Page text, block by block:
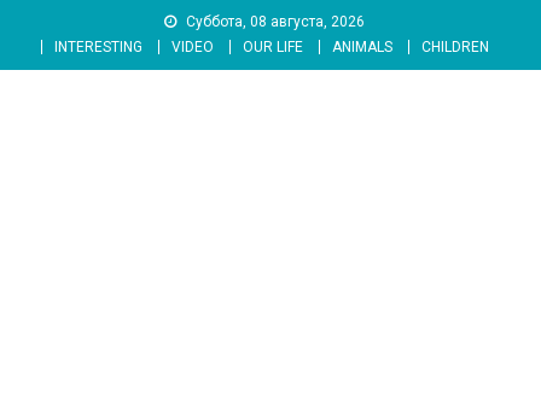
content
Суббота, 08 августа, 2026
INTERESTING
VIDEO OUR LIFE ANIMALS CHILDREN